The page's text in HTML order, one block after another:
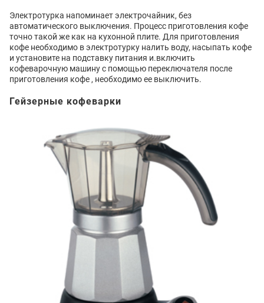
Электротурка напоминает электрочайник, без
автоматического выключения. Процесс приготовления кофе
точно такой же как на кухонной плите. Для приготовления
кофе необходимо в электротурку налить воду, насыпать кофе
и установите на подставку питания и.включить
кофеварочную машину с помощью переключателя после
приготовления кофе , необходимо ее выключить.
Гейзерные кофеварки